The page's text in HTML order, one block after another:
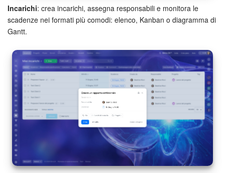
Siti e store
Dipendenti
Knowledge base
Firma elettronica
Firma elettronica per HR
Automazione
Incarichi: crea incarichi, assegna responsabili e monitora le
scadenze nei formati più comodi: elenco, Kanban o diagramma di
Gantt.